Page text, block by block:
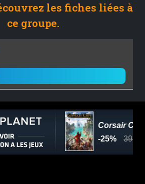
les fiches liées à
ce groupe.